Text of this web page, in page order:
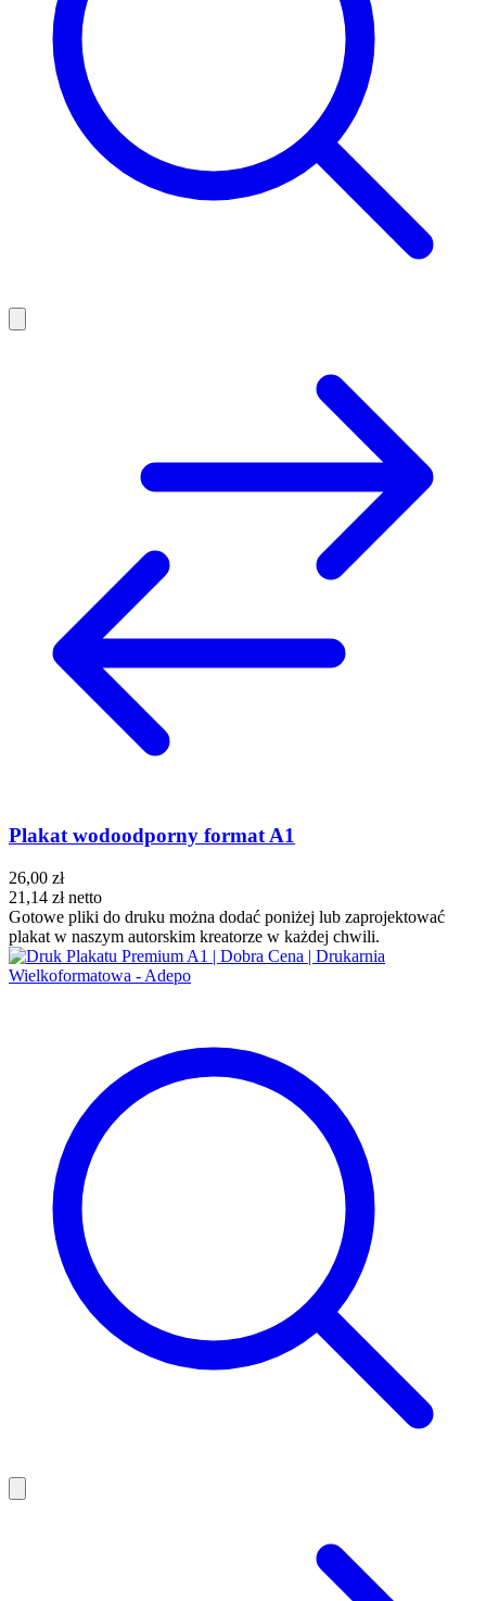
Plakat wodoodporny format A1
26,00 zł
21,14 zł netto
Gotowe pliki do druku można dodać poniżej lub zaprojektować
plakat w naszym autorskim kreatorze w każdej chwili.